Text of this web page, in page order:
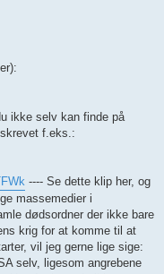
ikke selv kan finde på
f.eks.:
---- Se dette klip her, og
massemedier i
dødsordner der ikke bare
krig for at komme til at
vil jeg gerne lige sige:
selv, ligesom angrebene